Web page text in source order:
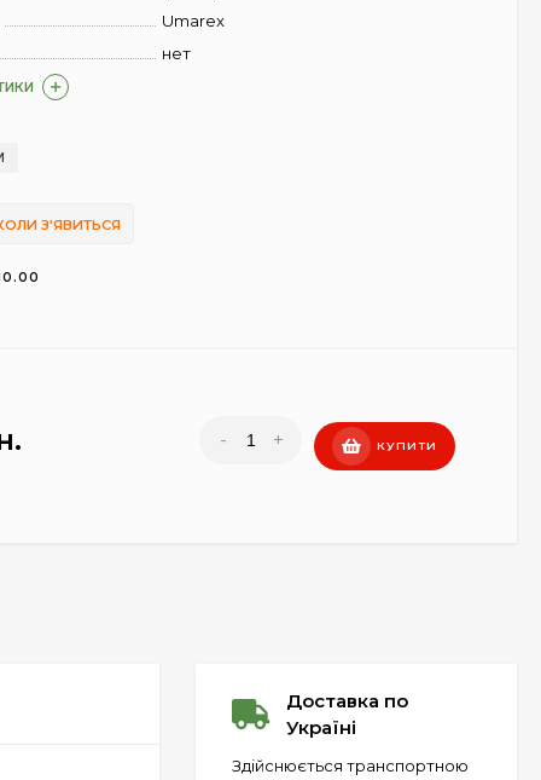
Umarex
нет
З'ЯВИТЬСЯ
- + КУПИТИ
Доставка по
Україні
Здійснюється транспортною